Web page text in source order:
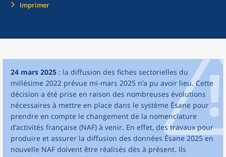
Imprimer
24 mars 2025 : la diffusion des fiches sectorielles du
millésime 2022 prévue mi-mars 2025 n’a pu avoir lieu. Cette
décision a été prise en raison des nombreuses évolutions
nécessaires à mettre en place dans le système Ésane pour
prendre en compte le changement de la nomenclature
d’activités française (NAF) à venir. En effet, des travaux pour
produire et assurer la diffusion des données Ésane 2025 en
nouvelle NAF doivent être réalisés dès à présent. Ils